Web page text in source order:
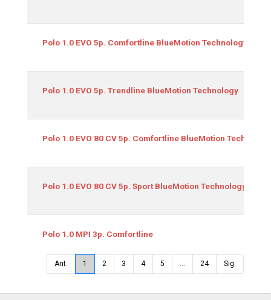
Polo 1.0 EVO 5p. Comfortline BlueMotion Technology
Polo 1.0 EVO 5p. Trendline BlueMotion Technology
Polo 1.0 EVO 80 CV 5p. Comfortline BlueMotion
Polo 1.0 EVO 80 CV 5p. Sport BlueMotion Technology
Polo 1.0 MPI 3p. Comfortline
Ant. 1 2 3 4 5 … 24 Sig.